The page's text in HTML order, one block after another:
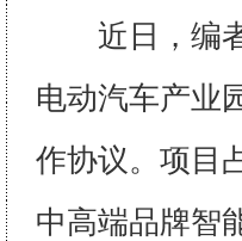
近日，编者
电动汽车产业
作协议。项目
中高端品牌智